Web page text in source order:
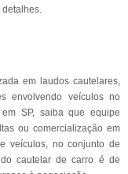
detalhes.
em laudos cautelares,
envolvendo veículos no
SP, saiba que equipe
ou comercialização em
veículos, no conjunto de
cautelar de carro é de